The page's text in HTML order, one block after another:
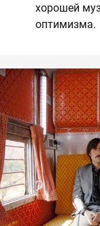
хорошей
оптимизма.